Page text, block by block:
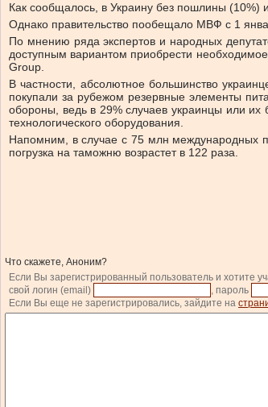
Как сообщалось, в Украину без пошлины (10%)
Однако правительство пообещало МВФ с 1
По мнению ряда экспертов и народных
доступным вариантом приобрести
Group.
В частности, абсолютное большинство
покупали за рубежом резервные элементы
обороны, ведь в 29% случаев украинцы или
технологического оборудования.
Напомним, в случае с 75 млн международных
погрузка на таможню возрастет в 122 раза.
Что скажете, Аноним?
Если Вы зарегистрированный пользователь и хотите
свой логин (email)
, пароль
Если Вы еще не зарегистрировались, зайдите на